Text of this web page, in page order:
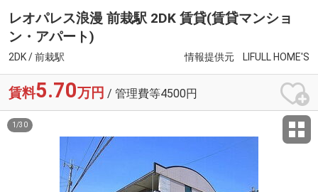
レオパレス浪漫 前栽駅 2DK 賃貸(賃貸マンショ
ン・アパート)
2DK / 前栽駅 情報提供元 LIFULL HOME'S
賃料5.70万円 / 管理費等4500円
1 /30